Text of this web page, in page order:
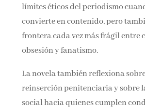
la espectacularización de la
límites éticos del periodismo
se convierte en contenido, pero
explora la frontera cada vez más
La novela también reflexiona
reinserción penitenciaria y sobre